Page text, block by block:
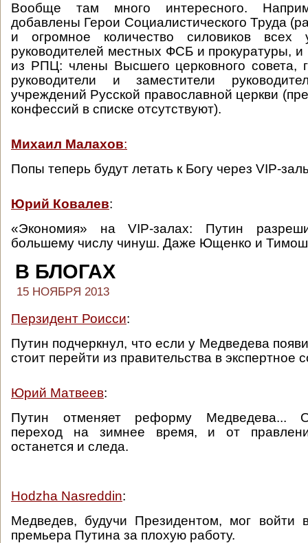
Вообще там много интересного.
добавлены Герои Социалистического Труда
и огромное количество силовиков всех
руководителей местных ФСБ и прокуратуры, и
из РПЦ: члены Высшего церковного совета,
руководители и заместители
учреждений Русской православной церкви
конфессий в списке отсутствуют).
Михаил Малахов:
Попы теперь будут летать к Богу через VIP-
Юрий Ковалев:
«Экономия» на VIP-залах: Путин
большему числу чинуш. Даже Ющенко и
В БЛОГАХ
15 НОЯБРЯ 2013
Перзидент Роисси:
Путин подчеркнул, что если у Медведева
стоит перейти из правительства в экспертное
Юрий Матвеев:
Путин отменяет реформу Медведева...
переход на зимнее время, и от
останется и следа.
Hodzha Nasreddin:
Медведев, будучи Президентом, мог войти
премьера Путина за плохую работу.